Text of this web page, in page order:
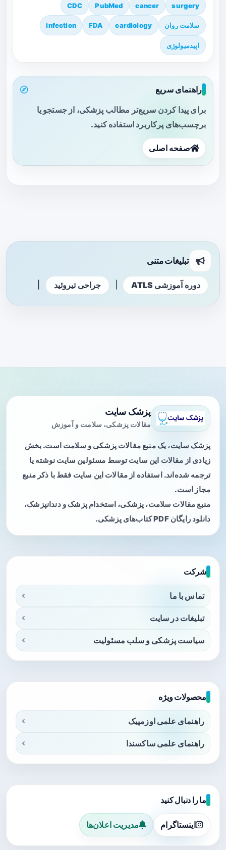
surgery
cancer
PubMed
CDC
سلامت روان cardiology
FDA
infection
اپیدمیولوژی
راهنمای سریع
برای پیدا کردن سریع‌تر مطالب پزشکی، از جستجو یا
برچسب‌های پرکاربرد استفاده کنید.
صفحه اصلی
تبلیغات متنی
دوره آموزشی ATLS جراحی تیروئید
پزشک سایت
مقالات پزشکی، سلامت و آموزش
پزشک سایت، یک منبع مقالات پزشکی و سلامت است. بخش
زیادی از مقالات این سایت توسط مسئولین سایت نوشته یا
ترجمه شده‌اند. استفاده از مقالات این سایت فقط با ذکر منبع
مجاز است.
منبع مقالات سلامت، پزشکی، استخدام پزشک و دندانپزشک،
دانلود رایگان PDF کتاب‌های پزشکی.
شرکت
تماس با ما
تبلیغات در سایت
سیاست پزشکی و سلب مسئولیت
محصولات ویژه
راهنمای علمی اوزمپیک
راهنمای علمی ساکسندا
ما را دنبال کنید
اینستاگرام مدیریت اعلان‌ها